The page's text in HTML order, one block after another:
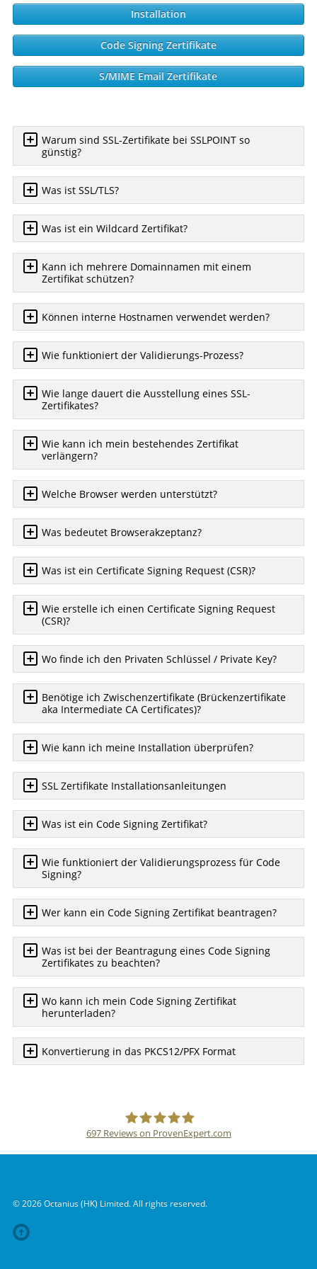
Installation
Code Signing Zertifikate
S/MIME Email Zertifikate
Warum sind SSL-Zertifikate bei SSLPOINT so
günstig?
Was ist SSL/TLS?
Was ist ein Wildcard Zertifikat?
Kann ich mehrere Domainnamen mit einem
Zertifikat schützen?
Können interne Hostnamen verwendet werden?
Wie funktioniert der Validierungs-Prozess?
Wie lange dauert die Ausstellung eines SSL-
Zertifikates?
Wie kann ich mein bestehendes Zertifikat
verlängern?
Welche Browser werden unterstützt?
Was bedeutet Browserakzeptanz?
Was ist ein Certificate Signing Request (CSR)?
Wie erstelle ich einen Certificate Signing Request
(CSR)?
Wo finde ich den Privaten Schlüssel / Private Key?
Benötige ich Zwischenzertifikate (Brückenzertifikate
aka Intermediate CA Certificates)?
Wie kann ich meine Installation überprüfen?
SSL Zertifikate Installationsanleitungen
Was ist ein Code Signing Zertifikat?
Wie funktioniert der Validierungsprozess für Code
Signing?
Wer kann ein Code Signing Zertifikat beantragen?
Was ist bei der Beantragung eines Code Signing
Zertifikates zu beachten?
Wo kann ich mein Code Signing Zertifikat
herunterladen?
Konvertierung in das PKCS12/PFX Format
697Reviews on ProvenExpert.com
© 2026 Octanius (HK) Limited. All rights reserved.